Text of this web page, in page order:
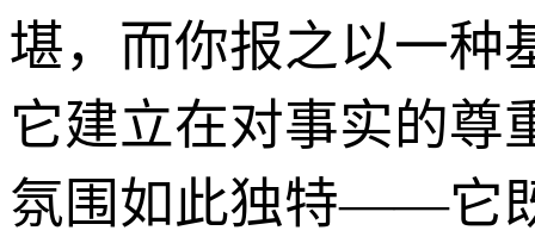
堪，而你报之以一种
它建立在对事实的尊
氛围如此独特——它